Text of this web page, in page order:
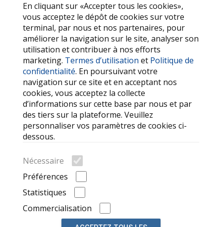
En cliquant sur «Accepter tous les cookies»,
vous acceptez le dépôt de cookies sur votre
terminal, par nous et nos partenaires, pour
améliorer la navigation sur le site, analyser son
utilisation et contribuer à nos efforts
marketing. Termes d’utilisation et Politique de
confidentialité. En poursuivant votre
navigation sur ce site et en acceptant nos
cookies, vous acceptez la collecte
d’informations sur cette base par nous et par
des tiers sur la plateforme. Veuillez
personnaliser vos paramètres de cookies ci-
dessous.
Nécessaire
Préférences
Statistiques
Commercialisation
Termes d’utilisation
Politique de confidentialité
SERVICES
Contactez-nous
Mes favoris
Cookie
Recherche
Marques de voitures
Annonces récemment consultées